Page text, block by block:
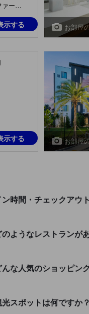
キングベッド 1台 & ソファーベッド 1台
示する お部屋
示する お部屋
間・チェックアウ
ようなレストランが
人気のショッピン
スポットは何ですか？